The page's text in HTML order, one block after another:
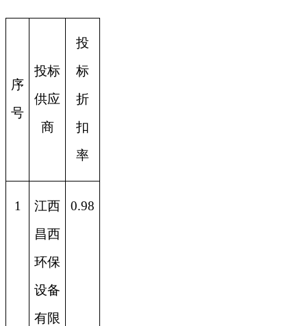
序
号
投标
供应
商
投
标
折
扣
率
1
江西
昌西
环保
设备
有限
0.98